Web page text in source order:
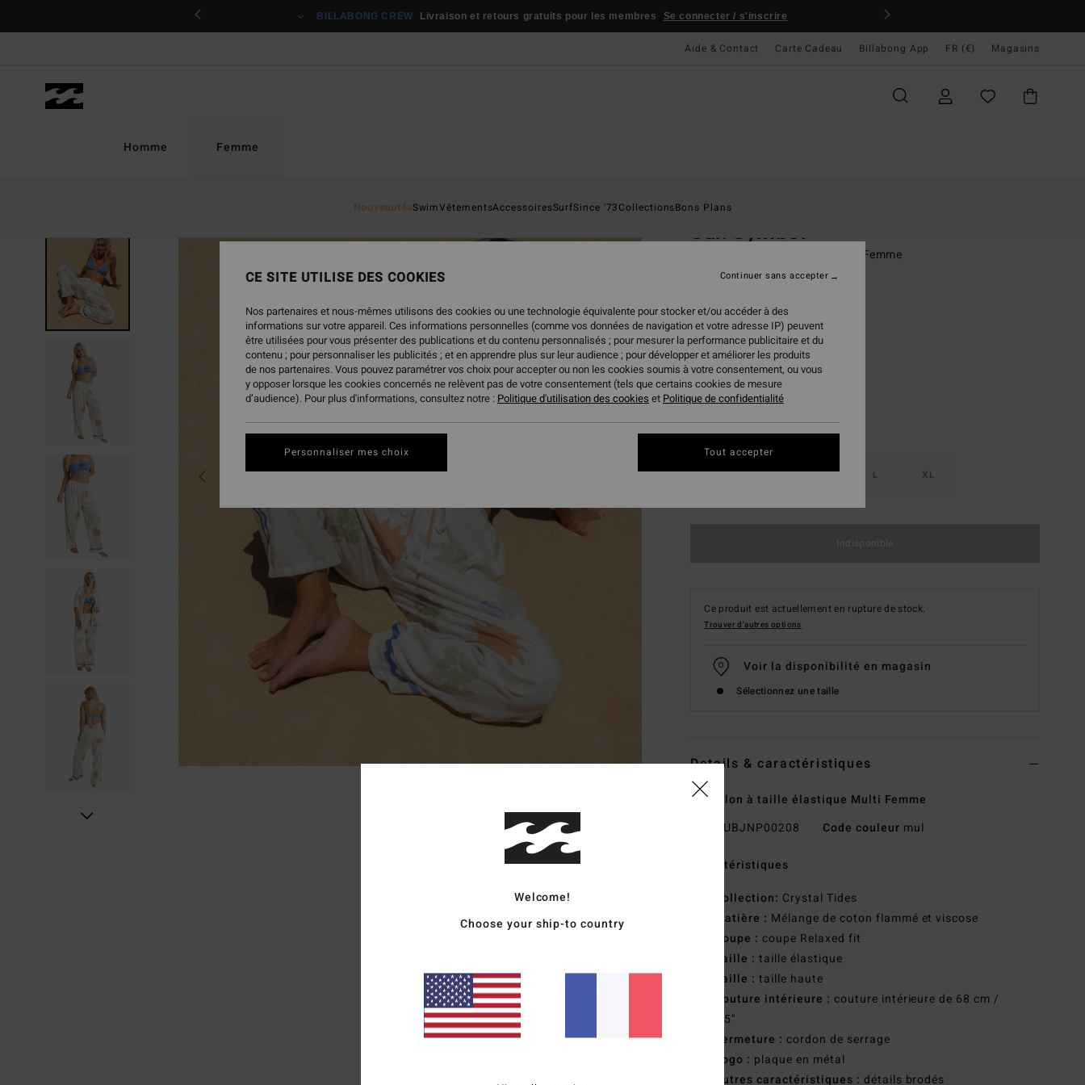
BILLABONG CREW Livraison et retours gratuits pour les membres Se connecter / s'inscrire
Aide & Contact Carte Cadeau Billabong App FR (€) Magasins
Homme Femme
NouveautésSwimVêtementsAccessoiresSurfSince '73CollectionsBons Plans
Sun Symbol
Pantalon à taille élastique Multi Femme
CouleurMulti
XS S M L XL
Ce produit est actuellement en rupture de stock.
Trouver d'autres options
Voir la disponibilité en magasin
Sélectionnez une taille
Details & caractéristiques
Pantalon à taille élastique Multi Femme
UBJNP00208 Code couleur mul
Caractéristiques
Collection: Crystal Tides
Matière : Mélange de coton flammé et viscose
Coupe : coupe Relaxed fit
Taille : taille élastique
Taille : taille haute
Couture intérieure : couture intérieure de 68 cm /
26.75"
Fermeture : cordon de serrage
Logo : plaque en métal
Autres caractéristiques : détails brodés
Welcome!
Choose your ship-to country
CE SITE UTILISE DES COOKIES
Nos partenaires et nous-mêmes utilisons des cookies ou une technologie équivalente pour stocker et/ou accéder à des
informations sur votre appareil. Ces informations personnelles (comme vos données de navigation et votre adresse IP) peuvent
être utilisées pour vous présenter des publications et du contenu personnalisés ; pour mesurer la performance publicitaire et du
contenu ; pour personnaliser les publicités ; et en apprendre plus sur leur audience ; pour développer et améliorer les produits
de nos partenaires. Vous pouvez paramétrer vos choix pour accepter ou non les cookies soumis à votre consentement, ou vous
y opposer lorsque les cookies concernés ne relèvent pas de votre consentement (tels que certains cookies de mesure
d’audience). Pour plus d'informations, consultez notre : Politique d'utilisation des cookies et Politique de confidentialité
Personnaliser mes choix
Continuer sans accepter
Tout accepter